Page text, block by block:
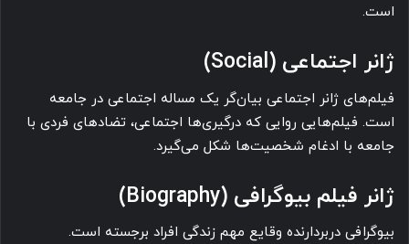
است.
ژانر اجتماعی (Social)
فیلم‌های ژانر اجتماعی بیان‌گر یک مساله اجتماعی در جامعه
است. فیلم‌هایی روایی که درگیری‌ها اجتماعی، تضادهای فردی با
جامعه با ادغام شخصیت‌ها شکل می‌گیرد.
ژانر فیلم بیوگرافی (Biography)
بیوگرافی دربردارنده وقایع مهم زندگی افراد برجسته است.